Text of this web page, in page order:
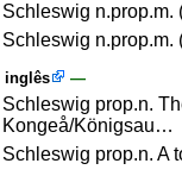
Schleswig n.prop.m.
Schleswig
inglês —
Schleswig prop.n.
Kongeå/Königsau…
Schleswig prop.n. A